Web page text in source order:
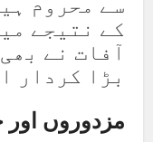
سے محروم
کے نتیجے
آفات نے
بڑا کردار
مزدوروں